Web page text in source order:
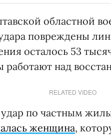
областной
повреждены
осталось 53
над
RELATED VIDEO
по частным
женщина,